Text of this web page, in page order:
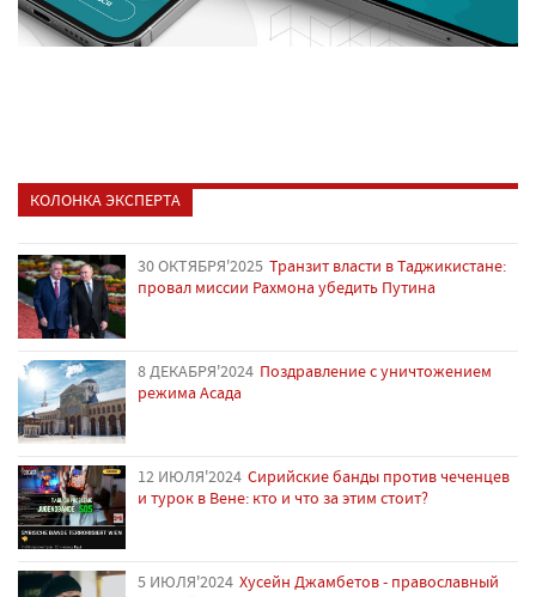
КОЛОНКА ЭКСПЕРТА
30 ОКТЯБРЯ'2025 Транзит власти в Таджикистане:
провал миссии Рахмона убедить Путина
8 ДЕКАБРЯ'2024 Поздравление с уничтожением
режима Асада
12 ИЮЛЯ'2024 Сирийские банды против чеченцев
и турок в Вене: кто и что за этим стоит?
5 ИЮЛЯ'2024 Хусейн Джамбетов - православный